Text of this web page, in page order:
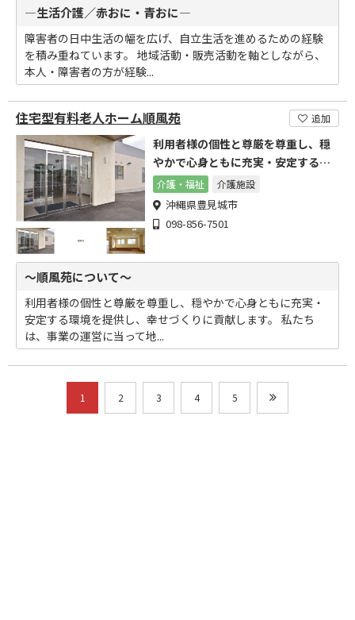
―生活介護／赤おに・青おに―
障害者の日中生活の幅を広げ、自立生活を進めるための経験
を積み重ねています。 地域活動・販売活動を軸としながら、
本人・障害者の方が経験...
住宅型有料老人ホーム順風苑 追加
利用者様の個性と尊厳を尊重し、穏
やかで心身ともに充実・安定する環
境を提供し、幸せづくりに
介護・福祉 介護施設
沖縄県豊見城市
098-856-7501
～順風苑について～
利用者様の個性と尊厳を尊重し、穏やかで心身ともに充実・
安定する環境を提供し、幸せづくりに貢献します。 私たち
は、事業の運営に当って地...
1 2 3 4 5